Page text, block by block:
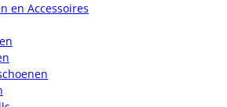
en Accessoires